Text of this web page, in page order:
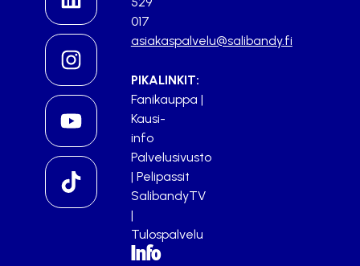
017
asiakaspalvelu@salibandy.fi
PIKALINKIT:
Fanikauppa |
Kausi-
info
Palvelusivusto
| Pelipassit
SalibandyTV
|
Tulospalvelu
Info